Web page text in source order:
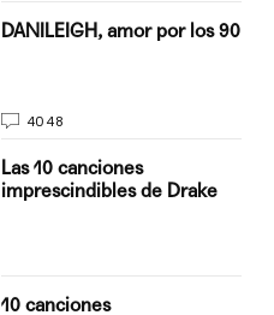
DANILEIGH, amor por los 90
4048
Las 10 canciones
imprescindibles de Drake
10 canciones